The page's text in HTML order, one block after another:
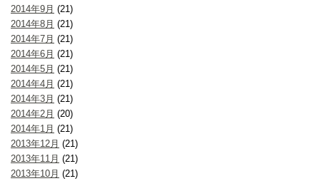
2014年9月 (21)
2014年8月 (21)
2014年7月 (21)
2014年6月 (21)
2014年5月 (21)
2014年4月 (21)
2014年3月 (21)
2014年2月 (20)
2014年1月 (21)
2013年12月 (21)
2013年11月 (21)
2013年10月 (21)